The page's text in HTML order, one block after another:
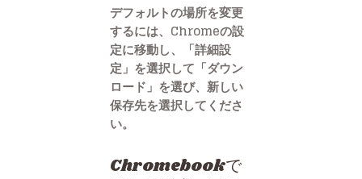
デフォルトの場所を変更
するには、Chromeの設
定に移動し、「詳細設
定」を選択して「ダウン
ロード」を選び、新しい
保存先を選択してくださ
い。
Chromebookで